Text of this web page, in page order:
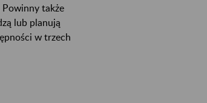
także
lub planują
w trzech